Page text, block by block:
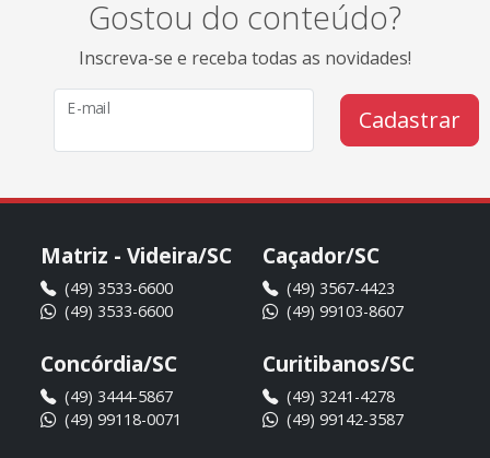
Gostou do conteúdo?
Inscreva-se e receba todas as novidades!
E-mail Cadastrar
Matriz - Videira/SC
(49) 3533-6600
(49) 3533-6600
Caçador/SC
(49) 3567-4423
(49) 99103-8607
Concórdia/SC
(49) 3444-5867
(49) 99118-0071
Curitibanos/SC
(49) 3241-4278
(49) 99142-3587